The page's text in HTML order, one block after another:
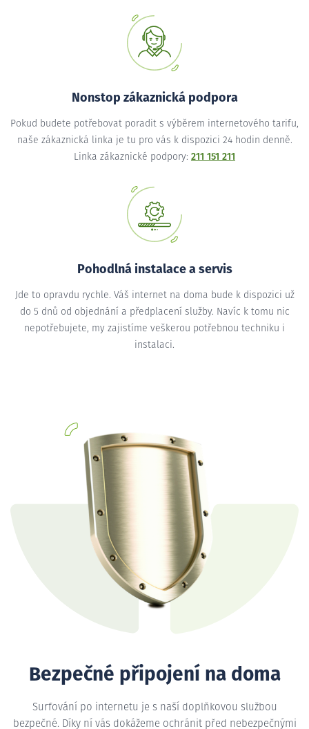
Nonstop zákaznická podpora
Pokud budete potřebovat poradit s výběrem internetového tarifu,
naše zákaznická linka je tu pro vás k dispozici 24 hodin denně.
Linka zákaznické podpory: 211 151 211
Pohodlná instalace a servis
Jde to opravdu rychle. Váš internet na doma bude k dispozici už
do 5 dnů od objednání a předplacení služby. Navíc k tomu nic
nepotřebujete, my zajistíme veškerou potřebnou techniku i
instalaci.
Bezpečné připojení na doma
Surfování po internetu je s naší doplňkovou službou
bezpečné. Díky ní vás dokážeme ochránit před nebezpečnými